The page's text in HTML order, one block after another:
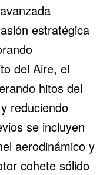
estratégica
del Aire, el
hitos del
reduciendo
se incluyen
aerodinámico y
cohete sólido